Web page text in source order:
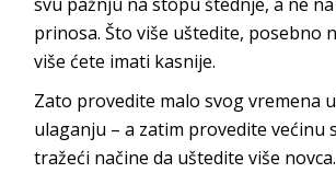
prinosa. Što više uštedite, posebno
više ćete imati kasnije.
Zato provedite malo svog vremena
ulaganju – a zatim provedite većinu
tražeći načine da uštedite više novca.